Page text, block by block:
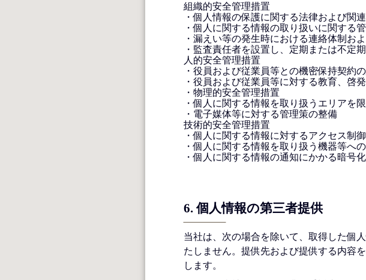
組織的安全管理措置
・個人情報の保護に関する法律および関
・個人に関する情報の取り扱いに関する
・漏えい等の発生時における連絡体制お
・監査責任者を設置し、定期または不定
人的安全管理措置
・役員および従業員等との機密保持契約
・役員および従業員等に対する教育、啓
・物理的安全管理措置
・個人に関する情報を取り扱うエリアを
・電子媒体等に対する管理策の整備
技術的安全管理措置
・個人に関する情報に対するアクセス制
・個人に関する情報を取り扱う機器等へ
・個人に関する情報の通知にかかる暗号
6. 個人情報の第三者提供
当社は、次の場合を除いて、取得した個
たしません。提供先および提供する内容
します。